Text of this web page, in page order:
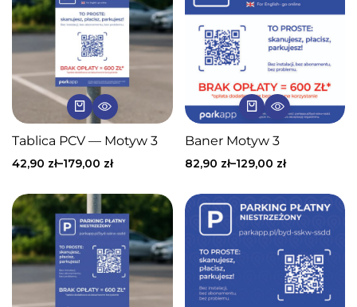
Tablica PCV — Motyw 3
42,90 zł–179,00 zł
Baner Motyw 3
82,90 zł–129,00 zł